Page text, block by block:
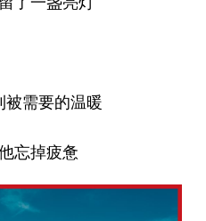
需要的温暖
忘掉疲惫